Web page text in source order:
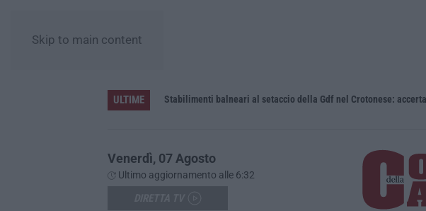
Skip to main content
ULTIME
Venerdì, 07 Agosto
Ultimo aggiornamento alle 6:32